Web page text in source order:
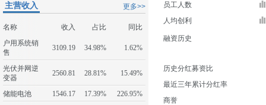
更多>>
主营收入
名称 收入 占比
同比
户用系统销
售
3109.19 34.98% 1.62%
光伏并网逆
变器
2560.81 28.81% 15.49%
储能电池 1546.17 17.39%
226.95%
员工人数
人均创利
融资历史
历史分红募资比
最近三年累计分红率
商誉